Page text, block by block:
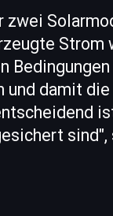
Strom
damit
sind",